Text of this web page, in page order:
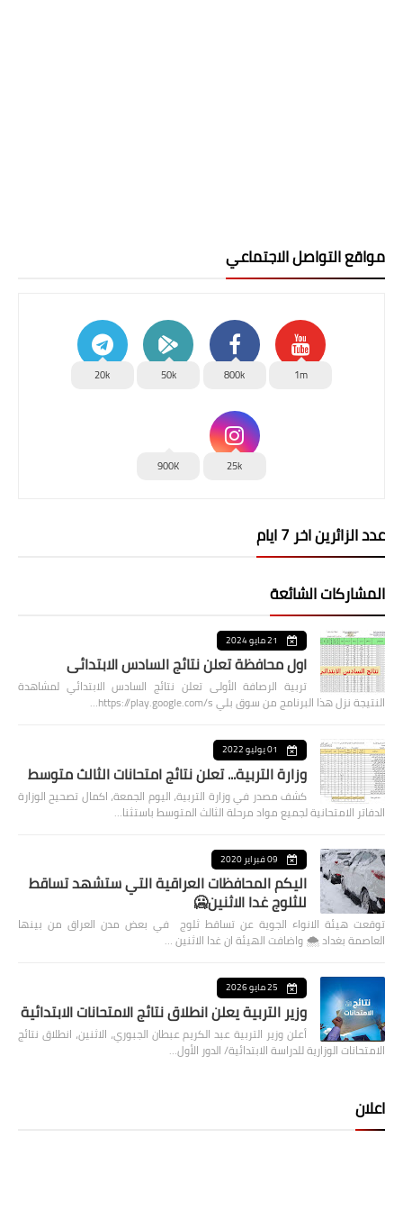
مواقع التواصل الاجتماعي
1m
800k
50k
20k
25k
900K
عدد الزائرين اخر 7 ايام
المشاركات الشائعة
21 مايو 2024
اول محافظة تعلن نتائج السادس الابتدائي
تربية الرصافة الأولى تعلن نتائج السادس الابتدائي لمشاهدة
النتيجة نزل هذا البرنامج من سوق بلي https://play.google.com/s…
01 يوليو 2022
وزارة التربية... تعلن نتائج امتحانات الثالث متوسط
كشف مصدر في وزارة التربية، اليوم الجمعة، اكمال تصحيح الوزارة
الدفاتر الامتحانية لجميع مواد مرحلة الثالث المتوسط باستثنا…
09 فبراير 2020
اليكم المحافظات العراقية التي ستشهد تساقط
للثلوج غدا الاثنين🥶
توقعت هيئة الانواء الجوية عن تساقط ثلوج في بعض مدن العراق من بينها
العاصمة بغداد ⁦🌨️⁩ واضافت الهيئة ان غدا الاثنين …
25 مايو 2026
وزير التربية يعلن انطلاق نتائج الامتحانات الابتدائية
أعلن وزير التربية عبد الكريم عبطان الجبوري، الاثنين، انطلاق نتائج
الامتحانات الوزارية للدراسة الابتدائية/ الدور الأول…
اعلان